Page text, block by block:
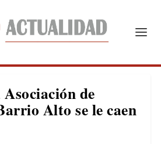
de
Alto se le caen